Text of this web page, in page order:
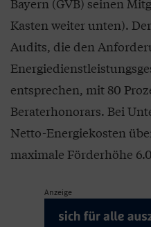
Kasten weiter unten).
Audits, die den
entsprechen, mit 80
Beraterhonorars. Bei
Netto-Energiekosten
maximale Förderhöhe
Anzeige